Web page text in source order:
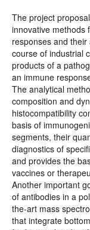
The project
innovative methods
responses and
course of industrial
products of a
an immune
The analytical
composition and
histocompatibility
basis of
segments, their
diagnostics of
and provides the
vaccines or
Another important
of antibodies in a
the-art mass
that integrate